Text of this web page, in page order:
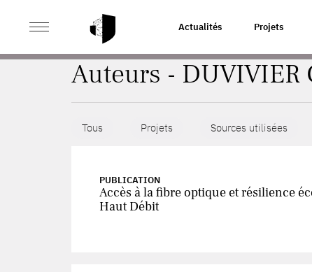
Actualités Projets
ACCUEIL
Auteurs - DUVIVIER
Tous Projets Sources utilisées
PUBLICATION
Accès à la fibre optique et résilience
Haut Débit